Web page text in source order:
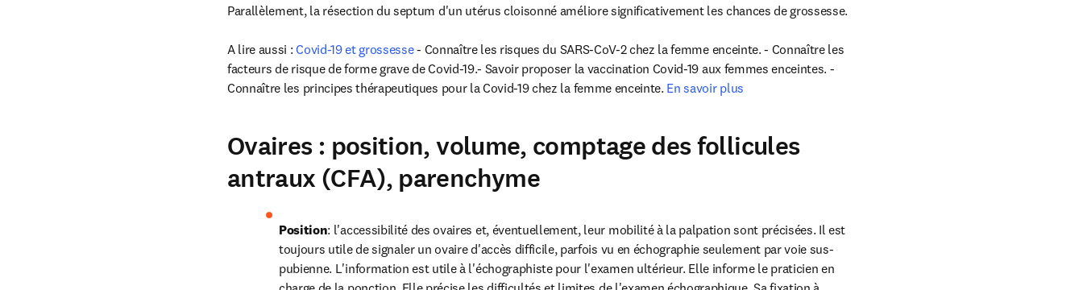
Parallèlement, la résection du septum d'un utérus cloisonné améliore significativement les chances de grossesse.
A lire aussi : Covid-19 et grossesse - Connaître les risques du SARS-CoV-2 chez la femme enceinte. - Connaître les
facteurs de risque de forme grave de Covid-19.- Savoir proposer la vaccination Covid-19 aux femmes enceintes. -
Connaître les principes thérapeutiques pour la Covid-19 chez la femme enceinte. En savoir plus
Ovaires : position, volume, comptage des follicules
antraux (CFA), parenchyme
Position: l'accessibilité des ovaires et, éventuellement, leur mobilité à la palpation sont précisées. Il est
toujours utile de signaler un ovaire d'accès difficile, parfois vu en échographie seulement par voie sus-
pubienne. L'information est utile à l'échographiste pour l'examen ultérieur. Elle informe le praticien en